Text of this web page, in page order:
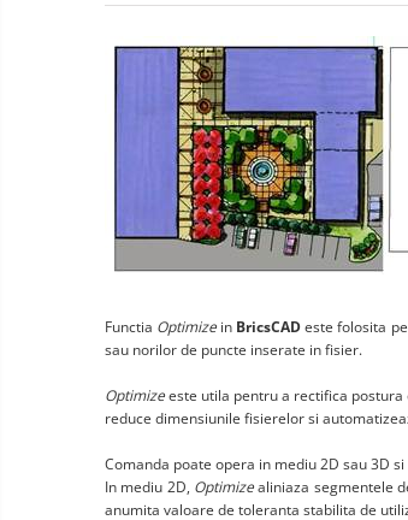
Functia Optimize in BricsCADeste folosita
sau norilor de puncte inserate in fisier.
Optimizeeste utila pentru a rectifica
reduce dimensiunile fisierelor si
Comanda poate opera in mediu 2D sau 3D
In mediu 2D, Optimizealiniaza segmentele
anumita valoare de toleranta stabilita de